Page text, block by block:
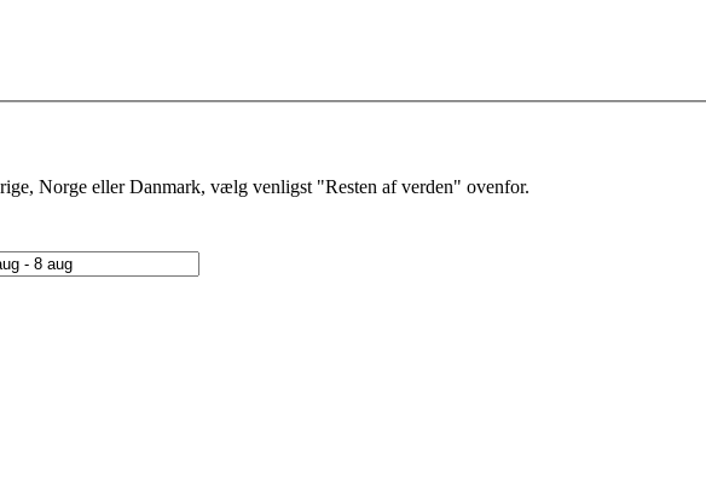
Norge eller Danmark, vælg venligst "Resten af verden" ovenfor.